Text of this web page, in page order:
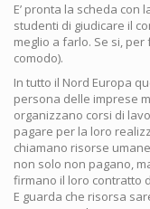
E’ pronta la scheda con
studenti di giudicare il
meglio a farlo. Se si,
comodo).
In tutto il Nord Europa
persona delle imprese
organizzano corsi di
pagare per la loro
chiamano risorse
non solo non pagano,
firmano il loro contratto
E guarda che risorsa